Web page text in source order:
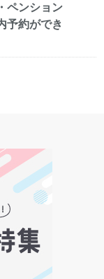
ペンション
予約ができ